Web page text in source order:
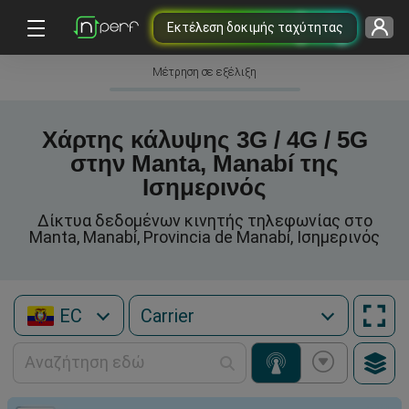
Εκτέλεση δοκιμής ταχύτητας
Μέτρηση σε εξέλιξη
Χάρτης κάλυψης 3G / 4G / 5G
στην Manta, Manabí της
Ισημερινός
Δίκτυα δεδομένων κινητής τηλεφωνίας στο
Manta, Manabí, Provincia de Manabí, Ισημερινός
EC